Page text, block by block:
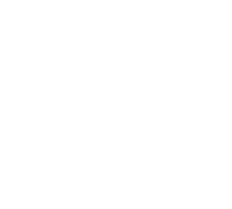
продуманный крой,